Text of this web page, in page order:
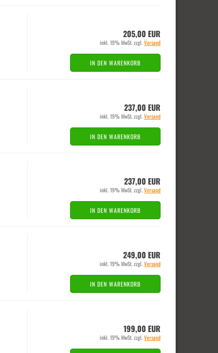
205,00 EUR
inkl. 19% MwSt. zzgl.Versand
IN DEN WARENKORB
237,00 EUR
inkl. 19% MwSt. zzgl.Versand
IN DEN WARENKORB
237,00 EUR
inkl. 19% MwSt. zzgl.Versand
IN DEN WARENKORB
249,00 EUR
inkl. 19% MwSt. zzgl.Versand
IN DEN WARENKORB
199,00 EUR
inkl. 19% MwSt. zzgl.Versand